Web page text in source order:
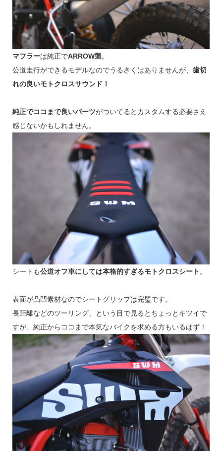
マフラーは純正でARROW製。
公道走行ができるモデルなのでうるさくはありませんが、 歯切
れの良いモトクロスサウンド！
純正でココまで良いパーツがついてるとカスタムする必要さえ
感じないかもしれません。
シートも公道オフ車にしては本格的すぎるモトクロスシート 。
表面が凸凹素材なのでシートグリップは完璧です。
長距離などのツーリング、という目で見るとちょっとキツイで
すが、純正からココまで本気なバイクを求める方もいるはず！